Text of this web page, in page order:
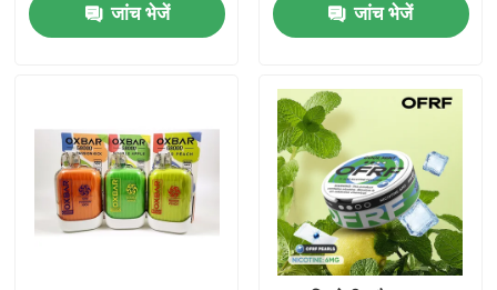
घर
वीडियो
हमारे बारे में
जांच भेजें
जांच भेजें